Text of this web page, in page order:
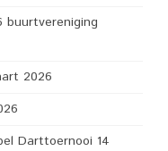
buurtvereniging
2026
Darttoernooi 14